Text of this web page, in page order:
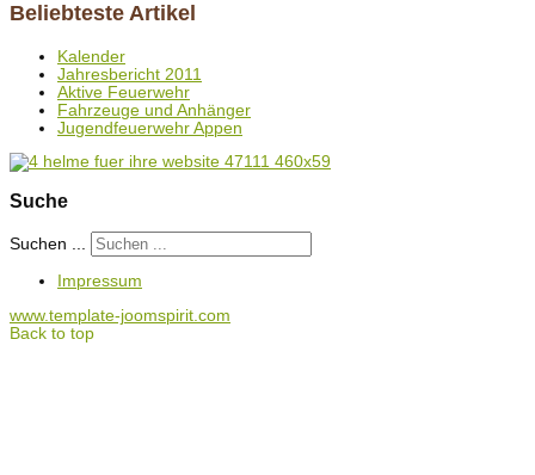
Beliebteste Artikel
Kalender
Jahresbericht 2011
Aktive Feuerwehr
Fahrzeuge und Anhänger
Jugendfeuerwehr Appen
Suche
Suchen ...
Impressum
www.template-joomspirit.com
Back to top